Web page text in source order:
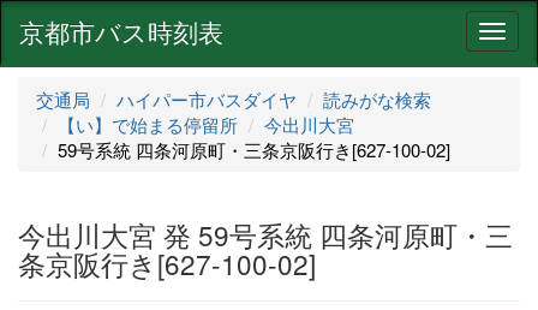
ナ
ビ
京都市バス時刻表
交通局 ハイパー市バスダイヤ
読みがな検索
【い】で始まる停留所
今出川大宮
59号系統 四条河原町・三条京阪行き[627-100-02]
今出川大宮 発 59号系統 四条河原町・三
条京阪行き[627-100-02]